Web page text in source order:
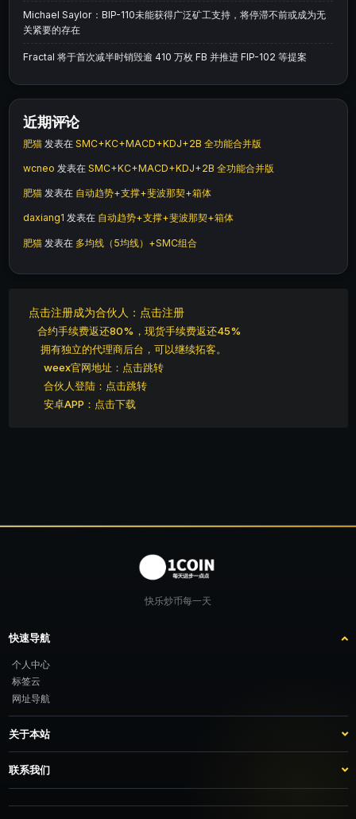
Michael Saylor：BIP-110未能获得广泛矿工支持，将停滞不前或成为无
关紧要的存在
Fractal 将于首次减半时销毁逾 410 万枚 FB 并推进 FIP-102 等提案
近期评论
肥猫 发表在 SMC+KC+MACD+KDJ+2B 全功能合并版
wcneo 发表在 SMC+KC+MACD+KDJ+2B 全功能合并版
肥猫 发表在 自动趋势+支撑+斐波那契+箱体
daxiang1 发表在 自动趋势+支撑+斐波那契+箱体
肥猫 发表在 多均线（5均线）+SMC组合
点击注册成为合伙人：点击注册
合约手续费返还80%，现货手续费返还45%
拥有独立的代理商后台，可以继续拓客。
weex官网地址：点击跳转
合伙人登陆：点击跳转
安卓APP：点击下载
快乐炒币每一天
快速导航
个人中心
标签云
网址导航
关于本站
站点介绍
客服咨询
推广计划
联系我们
TG：@feimao2024 QQ：3261605442 微信：moto001com 新浪微博：三